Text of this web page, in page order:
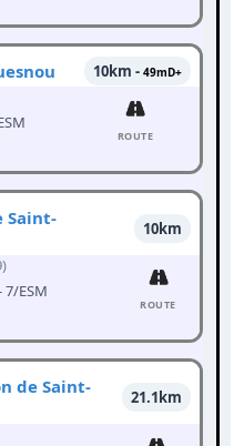
10km - 49mD+
ROUTE
Saint-
10km
7/ESM
ROUTE
de Saint-
21.1km